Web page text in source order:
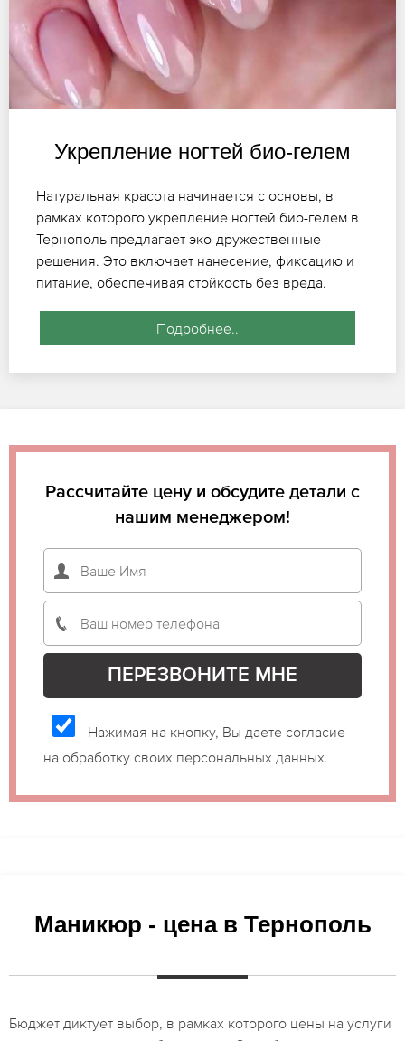
Укрепление ногтей био-гелем
Натуральная красота начинается с основы, в
рамках которого укрепление ногтей био-гелем в
Тернополь предлагает эко-дружественные
решения. Это включает нанесение, фиксацию и
питание, обеспечивая стойкость без вреда.
Подробнее..
Рассчитайте цену и обсудите детали с
нашим менеджером!
Нажимая на кнопку, Вы даете согласие
на обработку своих персональных данных.
Маникюр - цена в Тернополь
Бюджет диктует выбор, в рамках которого цены на услуги